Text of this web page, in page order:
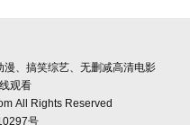
、搞笑综艺、无删减高清电影
观看
All Rights Reserved
号